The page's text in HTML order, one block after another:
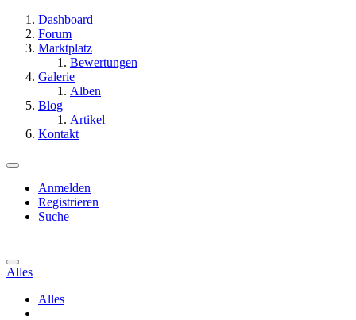
Dashboard
Forum
Marktplatz
Bewertungen
Galerie
Alben
Blog
Artikel
Kontakt
Anmelden
Registrieren
Suche
Alles
Alles